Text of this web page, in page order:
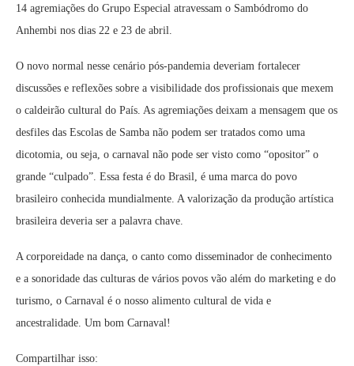
14 agremiações do Grupo Especial atravessam o Sambódromo do
Anhembi nos dias 22 e 23 de abril.
O novo normal nesse cenário pós-pandemia deveriam fortalecer
discussões e reflexões sobre a visibilidade dos profissionais que mexem
o caldeirão cultural do País. As agremiações deixam a mensagem que os
desfiles das Escolas de Samba não podem ser tratados como uma
dicotomia, ou seja, o carnaval não pode ser visto como “opositor” o
grande “culpado”. Essa festa é do Brasil, é uma marca do povo
brasileiro conhecida mundialmente. A valorização da produção artística
brasileira deveria ser a palavra chave.
A corporeidade na dança, o canto como disseminador de conhecimento
e a sonoridade das culturas de vários povos vão além do marketing e do
turismo, o Carnaval é o nosso alimento cultural de vida e
ancestralidade. Um bom Carnaval!
Compartilhar isso: